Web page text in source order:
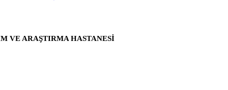
VE ARAŞTIRMA HASTANESİ